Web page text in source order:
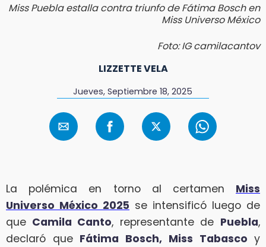
Miss Puebla estalla contra triunfo de Fátima Bosch en
Miss Universo México
Foto: IG camilacantov
LIZZETTE VELA
Jueves, Septiembre 18, 2025
La polémica en torno al certamen Miss
Universo México 2025 se intensificó luego de
que Camila Canto, representante de Puebla,
declaró que Fátima Bosch, Miss Tabasco y